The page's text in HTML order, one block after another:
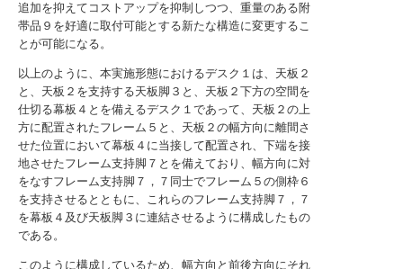
追加を抑えてコストアップを抑制しつつ、重量のある附
帯品９を好適に取付可能とする新たな構造に変更するこ
とが可能になる。
以上のように、本実施形態におけるデスク１は、天板２
と、天板２を支持する天板脚３と、天板２下方の空間を
仕切る幕板４とを備えるデスク１であって、天板２の上
方に配置されたフレーム５と、天板２の幅方向に離間さ
せた位置において幕板４に当接して配置され、下端を接
地させたフレーム支持脚７とを備えており、幅方向に対
をなすフレーム支持脚７，７同士でフレーム５の側枠６
を支持させるとともに、これらのフレーム支持脚７，７
を幕板４及び天板脚３に連結させるように構成したもの
である。
このように構成しているため、幅方向と前後方向にそれ